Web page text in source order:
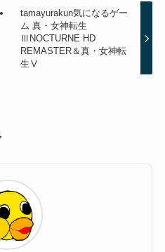
tamayurakun気になるゲー
ム 真・女神転生
ⅢNOCTURNE HD
REMASTER＆真・女神転
生Ⅴ